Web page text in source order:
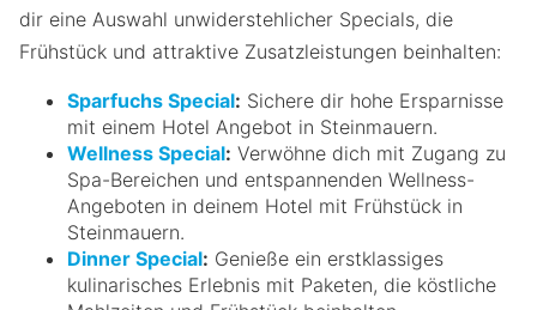
dir eine Auswahl unwiderstehlicher Specials, die
Frühstück und attraktive Zusatzleistungen beinhalten:
Sparfuchs Special: Sichere dir hohe Ersparnisse
mit einem Hotel Angebot in Steinmauern.
Wellness Special: Verwöhne dich mit Zugang zu
Spa-Bereichen und entspannenden Wellness-
Angeboten in deinem Hotel mit Frühstück in
Steinmauern.
Dinner Special: Genieße ein erstklassiges
kulinarisches Erlebnis mit Paketen, die köstliche